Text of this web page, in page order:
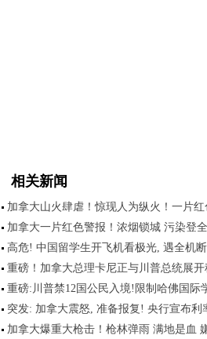
相关新闻
加拿大山火肆虐！惊现人为纵火！一片
加拿大一片红色警报！浓烟锁城 污染登
高危! 中国留学生开飞机看极光, 遇全机
重磅！加拿大总理卡尼正与川普总统展开
重磅:川普禁12国公民入境!限制哈佛国际
突发: 加拿大震怒, 准备报复! 央行宣布利
加拿大爆重大枪击！枪林弹雨 满地是血